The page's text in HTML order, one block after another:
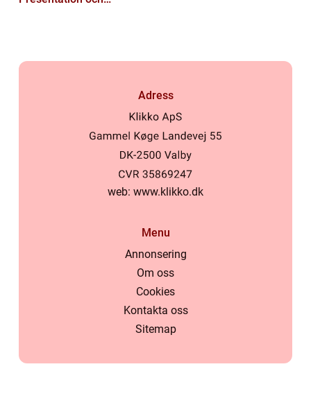
Adress
web: www.klikko.dk
Menu
Annonsering
Om oss
Cookies
Kontakta oss
Sitemap